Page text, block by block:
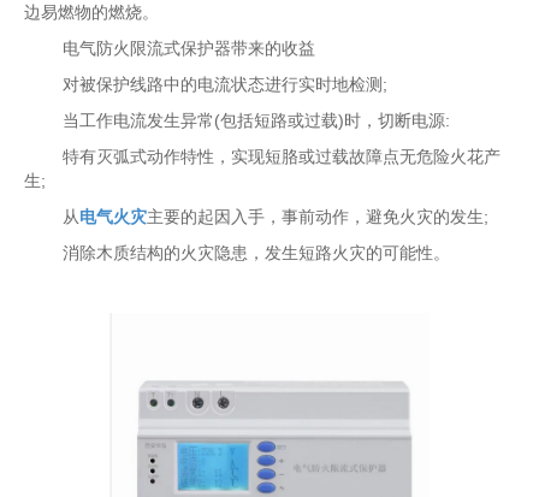
边易燃物的燃烧。
电气防火限流式保护器带来的收益
对被保护线路中的电流状态进行实时地检测;
当工作电流发生异常(包括短路或过载)时，切断电源:
特有灭弧式动作特性，实现短胳或过载故障点无危险火花产
生;
从电气火灾主要的起因入手，事前动作，避免火灾的发生;
消除木质结构的火灾隐患，发生短路火灾的可能性。